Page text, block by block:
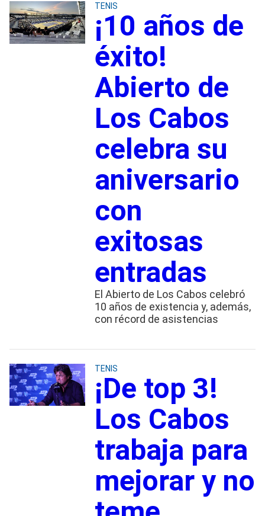
TENIS
¡10 años de
éxito!
Abierto de
Los Cabos
celebra su
aniversario
con
exitosas
entradas
El Abierto de Los Cabos celebró
10 años de existencia y, además,
con récord de asistencias
TENIS
¡De top 3!
Los Cabos
trabaja para
mejorar y no